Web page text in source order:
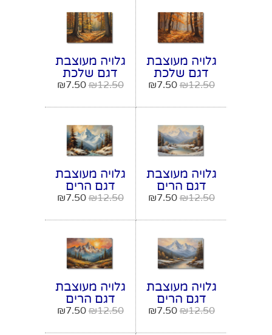
גלויה מעוצבת
דגם שלכת
ביער מודל
₪12.50
₪7.50
גלויה מעוצבת
דגם שלכת
ביער מודל
₪12.50
₪7.50
גלויה מעוצבת
דגם הרים
מושלגים ואגם
₪12.50
₪7.50
גלויה מעוצבת
דגם הרים
מושלגים ונהר
₪12.50
₪7.50
גלויה מעוצבת
דגם הרים
מושלגים ונהר
₪12.50
₪7.50
גלויה מעוצבת
דגם הרים
מושלגים
₪12.50
₪7.50